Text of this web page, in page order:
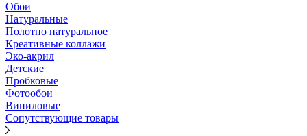
Обои
Натуральные
Полотно натуральное
Креативные коллажи
Эко-акрил
Детские
Пробковые
Фотообои
Виниловые
Сопутствующие товары